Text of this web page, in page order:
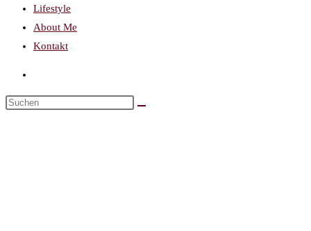
Lifestyle
About Me
Kontakt